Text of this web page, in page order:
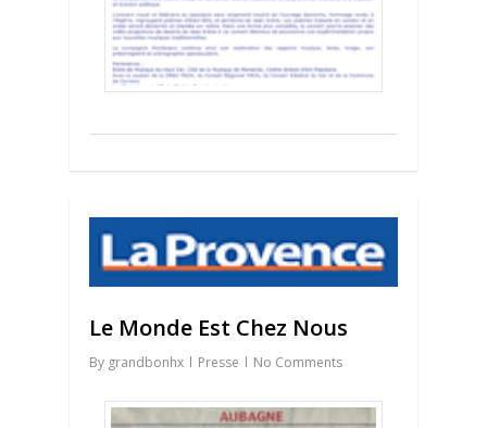
Le Monde Est Chez Nous
By grandbonhx Presse No Comments